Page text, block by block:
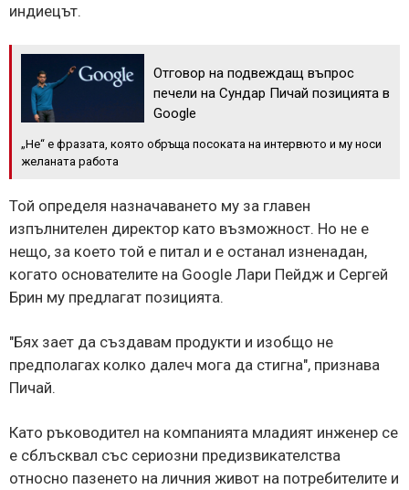
индиецът.
Отговор на подвеждащ въпрос
печели на Сундар Пичай позицията в
Google
„Не“ е фразата, която обръща посоката на интервюто и му носи
желаната работа
Той определя назначаването му за главен
изпълнителен директор като възможност. Но не е
нещо, за което той е питал и е останал изненадан,
когато основателите на Google Лари Пейдж и Сергей
Брин му предлагат позицията.
"Бях зает да създавам продукти и изобщо не
предполагах колко далеч мога да стигна", признава
Пичай.
Като ръководител на компанията младият инженер се
е сблъсквал със сериозни предизвикателства
относно пазенето на личния живот на потребителите и